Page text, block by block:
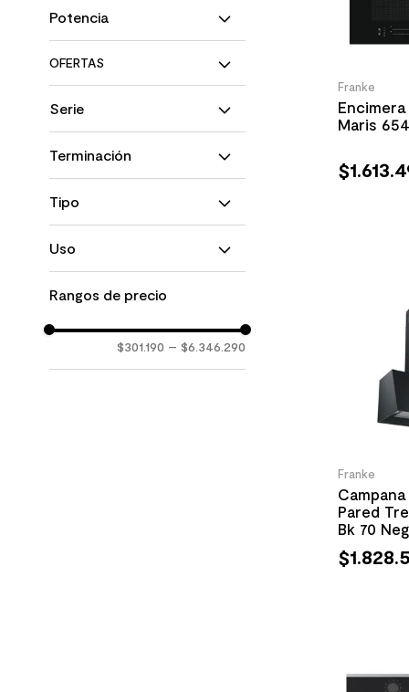
Quarzo
Potencia
Serie
Maris
Mythos
Smart
Terminación
Pulido
Tipo
Calientaplatos
1 Cubeta
2 Cubetas
Uso
Rangos de precio
$301.190 – $6.346.290
Franke
Maris
$1.613.
Franke
Pared
Bk 70
$1.828.